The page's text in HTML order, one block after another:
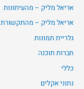
אריאל מליק – מהעיתונות
אריאל מליק – מהתקשורת
גלריית תמונות
חברות תוכנה
כללי
נתוני אקלים